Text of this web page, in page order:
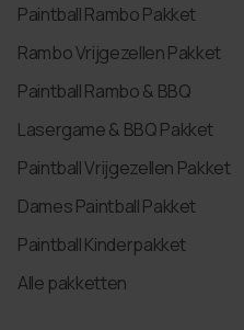
Paintball Rambo Pakket
Rambo Vrijgezellen Pakket
Paintball Rambo & BBQ
Lasergame & BBQ Pakket
Paintball Vrijgezellen Pakket
Dames Paintball Pakket
Paintball Kinderpakket
Alle pakketten